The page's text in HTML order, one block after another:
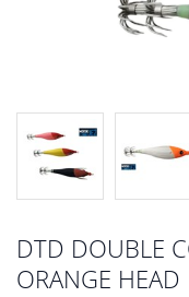
DTD DOUBLE
ORANGE HEAD